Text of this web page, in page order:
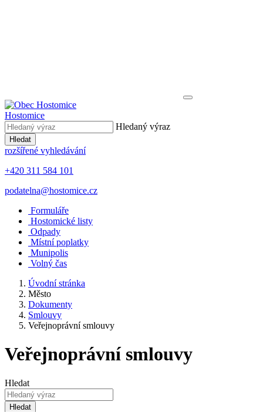
Hostomice
Hledaný výraz
Hledat
rozšířené vyhledávání
+420 311 584 101
podatelna@hostomice.cz
Formuláře
Hostomické listy
Odpady
Místní poplatky
Munipolis
Volný čas
Úvodní stránka
Město
Dokumenty
Smlouvy
Veřejnoprávní smlouvy
Veřejnoprávní smlouvy
Hledat
Hledat